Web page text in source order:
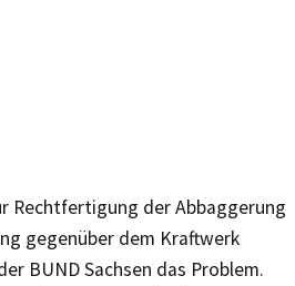
Rechtfertigung der Abbaggerung
gegenüber dem Kraftwerk
BUND Sachsen das Problem.